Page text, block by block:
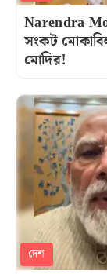
Narendra
সংকট
মোদির!
দেশ